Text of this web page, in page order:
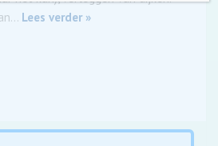
… Lees verder »